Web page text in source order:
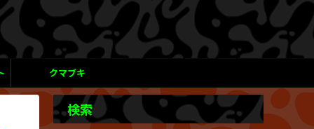
クマブキ
検索